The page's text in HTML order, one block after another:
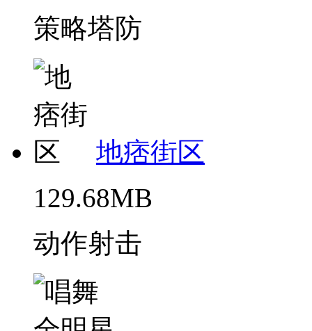
策略塔防
地痞街区
129.68MB
动作射击